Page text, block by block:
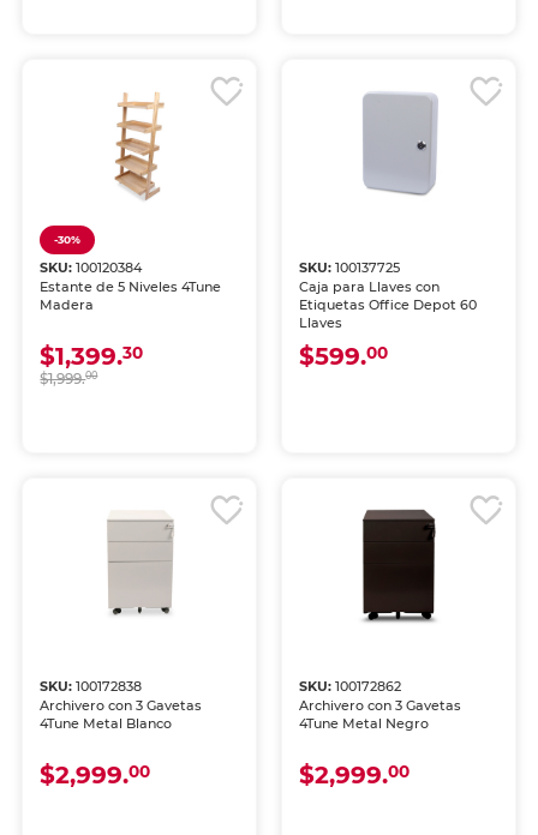
-30%
SKU:100120384
Estante de 5 Niveles 4Tune
Madera
$1,399.30
$1,999.00
SKU: 100137725
Caja para Llaves con
Etiquetas Office Depot 60
Llaves
$599.00
SKU:100172838
Archivero con 3 Gavetas
4Tune Metal Blanco
$2,999.00
SKU: 100172862
Archivero con 3 Gavetas
4Tune Metal Negro
$2,999.00